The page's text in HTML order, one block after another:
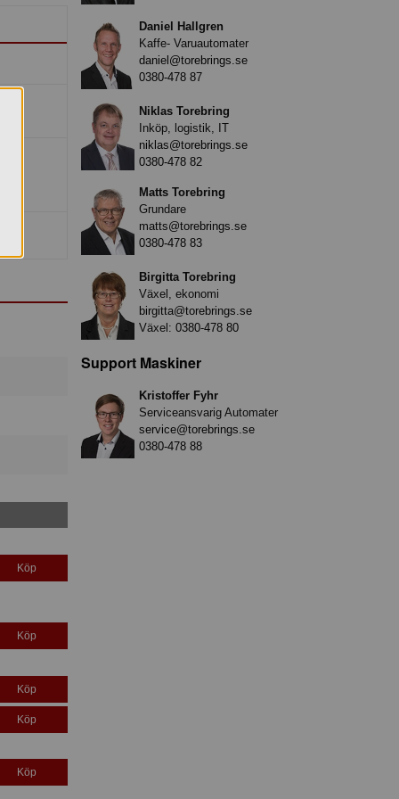
Köp
Köp
Köp
Köp
Köp
Daniel Hallgren
Kaffe- Varuautomater
daniel@torebrings.se
0380-478 87
Niklas Torebring
Inköp, logistik, IT
niklas@torebrings.se
0380-478 82
Matts Torebring
Grundare
matts@torebrings.se
0380-478 83
Birgitta Torebring
Växel, ekonomi
birgitta@torebrings.se
Växel: 0380-478 80
Support Maskiner
Kristoffer Fyhr
Serviceansvarig Automater
service@torebrings.se
0380-478 88